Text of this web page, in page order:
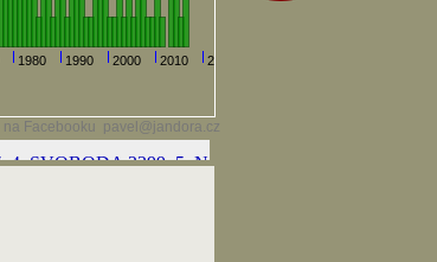
1980 1990 2000 2010 2020
pavel@jandora.cz